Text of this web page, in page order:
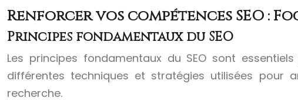
Renforcer vos compétences SEO :
Principes fondamentaux du SEO
Les principes fondamentaux du SEO sont
différentes techniques et stratégies utilisées pour
recherche.